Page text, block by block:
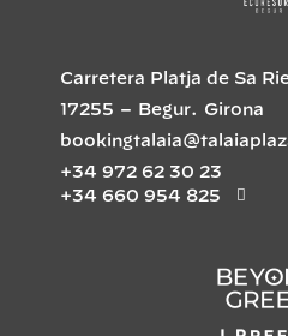
Carretera Platja de Sa
17255 – Begur. Girona
+34 972 62 30 23
+34 660 954 825